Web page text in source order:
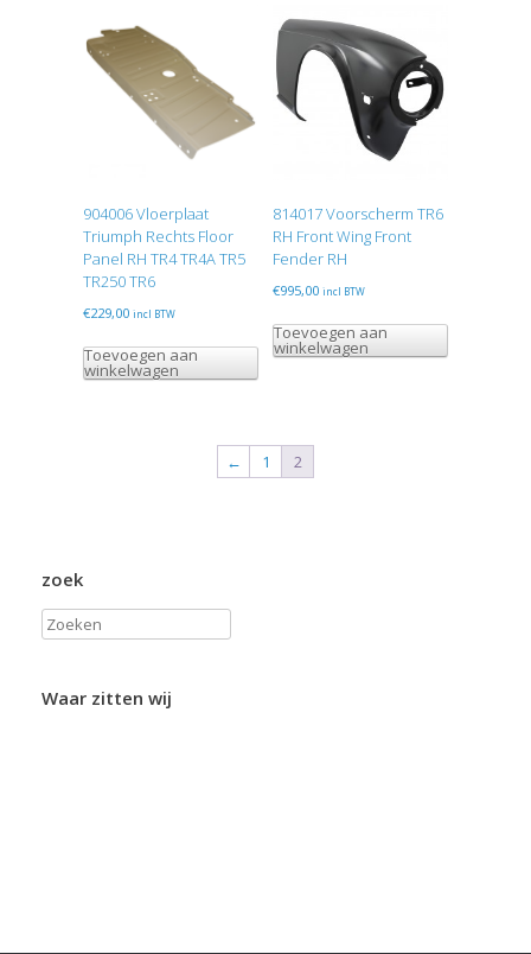
904006 Vloerplaat
Triumph Rechts Floor
Panel RH TR4 TR4A TR5
TR250 TR6
€229,00 incl BTW
Toevoegen aan
winkelwagen
814017 Voorscherm TR6
RH Front Wing Front
Fender RH
€995,00 incl BTW
Toevoegen aan
winkelwagen
← 1 2
zoek
Zoeken
Waar zitten wij